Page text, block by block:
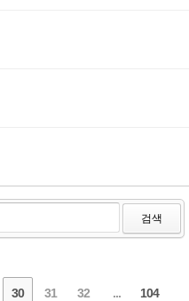
검색
30 31 32 ... 104